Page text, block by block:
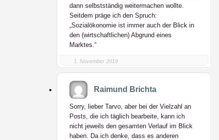
dann selbstständig weitermachen wollte.
Seitdem präge ich den Spruch:
„Sozialökonomie ist immer auch der Blick in
den (wirtschaftlichen) Abgrund eines
Marktes.“
1. November 2019
Raimund Brichta
Sorry, lieber Tarvo, aber bei der Vielzahl an
Posts, die ich täglich bearbeite, kann ich
nicht jeweils den gesamten Verlauf im Blick
haben. Da ich denke, dass es anderen